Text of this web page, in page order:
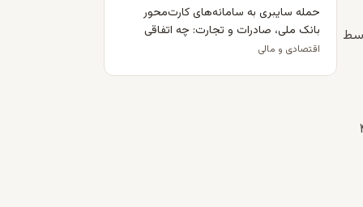
(تقریباً ۴۵۴
حمله سایبری به سامانه‌های کارت‌محور
بانک ملی، صادرات و تجارت: چه اتفاقی
افتاد و برای ایرانیان مقیم بریتانیا چه
اقتصادی و مالی